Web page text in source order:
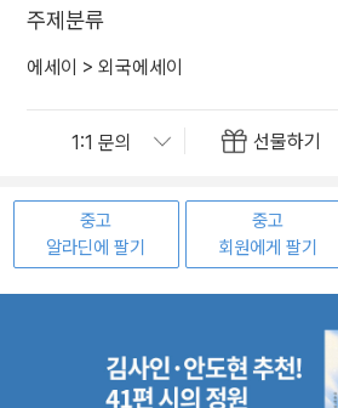
주제분류
에세이 > 외국에세이
선물하기
중고
알라딘에 팔기
중고
회원에게 팔기